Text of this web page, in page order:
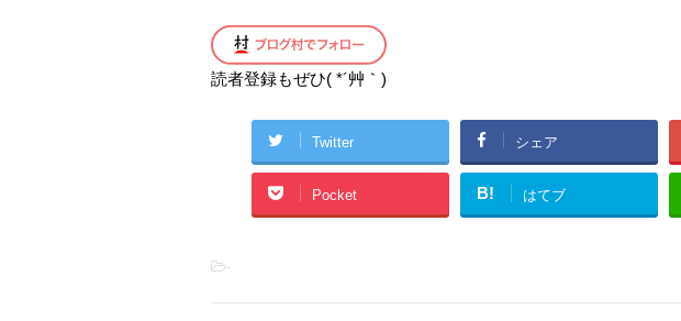
読者登録もぜひ( *´艸｀)
Twitter シェア
Pocket B! はてブ
-